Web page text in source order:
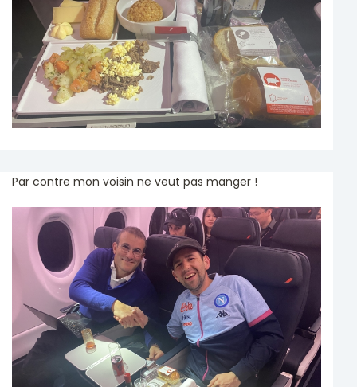
Par contre mon voisin ne veut pas manger !